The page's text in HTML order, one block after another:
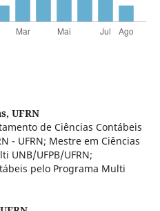
UFRN
de Ciências Contábeis
- UFRN; Mestre em Ciências
UNB/UFPB/UFRN;
pelo Programa Multi